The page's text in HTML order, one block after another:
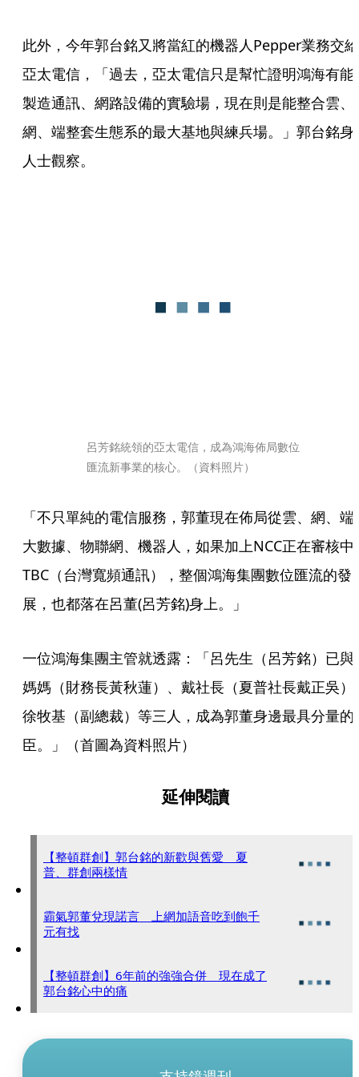
此外，今年郭台銘又將當紅的機器人Pepper業務交給
亞太電信，「過去，亞太電信只是幫忙證明鴻海有能
製造通訊、網路設備的實驗場，現在則是能整合雲、
網、端整套生態系的最大基地與練兵場。」郭台銘身
人士觀察。
呂芳銘統領的亞太電信，成為鴻海佈局數位
匯流新事業的核心。（資料照片）
「不只單純的電信服務，郭董現在佈局從雲、網、端
大數據、物聯網、機器人，如果加上NCC正在審核中
TBC（台灣寬頻通訊），整個鴻海集團數位匯流的發
展，也都落在呂董(呂芳銘)身上。」
一位鴻海集團主管就透露：「呂先生（呂芳銘）已與
媽媽（財務長黃秋蓮）、戴社長（夏普社長戴正吳）
徐牧基（副總裁）等三人，成為郭董身邊最具分量的
臣。」（首圖為資料照片）
延伸閱讀
【整頓群創】郭台銘的新歡與舊愛 夏
普、群創兩樣情
霸氣郭董兌現諾言 上網加語音吃到飽千
元有找
【整頓群創】6年前的強強合併 現在成了
郭台銘心中的痛